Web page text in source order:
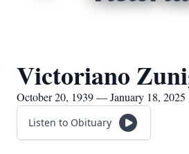
Victoriano
October 20, 1939 — January 18, 2025
Listen to Obituary